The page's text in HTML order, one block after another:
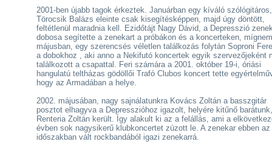
2001-ben újabb tagok érkeztek. Januárban egy kíváló szólógitáros,
Törocsik Balázs eleinte csak kisegítésképpen, majd úgy döntött,
feltétlenül maradnia kell. Ezidőtájt Nagy Dávid, a Depresszió
dobosa segítette a zenekart a próbákon és a koncerteken, mígnem
májusban, egy szerencsés véletlen találkozás folytán Soproni
a dobokhoz , aki anno a Nekifutó koncertek egyik szervezőjeként
találkozott a csapattal. Feri számára a 2001. október 19-i, óriási
hangulatú teltházas gödöllői Trafó Clubos koncert tette
hogy az Armadában a helye.
2002. májusában, nagy sajnálatunkra Kovács Zoltán a basszgitár
posztot elhagyva a Depresszióhoz igazolt, helyére kitűnő barátunk,
Renteria Zoltán került. Így alakult ki az a felállás, ami a
évben sok nagysikerű klubkoncertet zúzott le. A zenekar ebben az
időszakban vált rockbandából igazi zenekarrá.